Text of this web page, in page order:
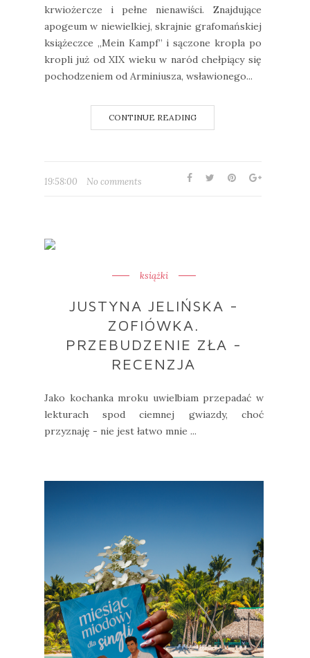
krwiożercze i pełne nienawiści. Znajdujące
apogeum w niewielkiej, skrajnie grafomańskiej
książeczce „Mein Kampf” i sączone kropla po
kropli już od XIX wieku w naród chełpiący się
pochodzeniem od Arminiusza, wsławionego...
CONTINUE READING
19:58:00 No comments
książki
JUSTYNA JELIŃSKA -
ZOFIÓWKA.
PRZEBUDZENIE ZŁA -
RECENZJA
Jako kochanka mroku uwielbiam przepadać w
lekturach spod ciemnej gwiazdy, choć
przyznaję - nie jest łatwo mnie ...